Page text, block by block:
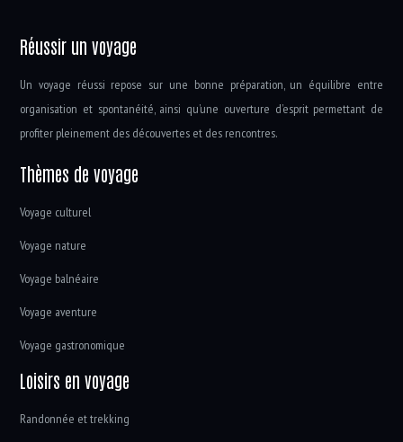
Réussir un voyage
Un voyage réussi repose sur une bonne préparation, un équilibre entre
organisation et spontanéité, ainsi qu’une ouverture d’esprit permettant de
profiter pleinement des découvertes et des rencontres.
Thèmes de voyage
Voyage culturel
Voyage nature
Voyage balnéaire
Voyage aventure
Voyage gastronomique
Loisirs en voyage
Randonnée et trekking